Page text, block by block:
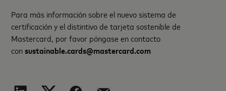
Para más información sobre el nuevo sistema de
certificación y el distintivo de tarjeta sostenible de
Mastercard, por favor póngase en contacto
consustainable.cards@mastercard.com